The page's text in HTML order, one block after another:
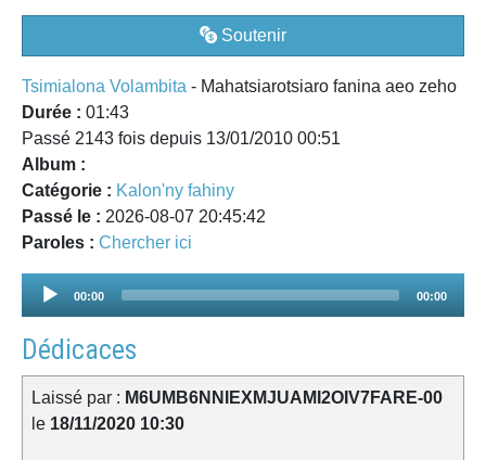
Soutenir
Tsimialona Volambita - Mahatsiarotsiaro fanina aeo zeho
Durée : 01:43
Passé 2143 fois depuis 13/01/2010 00:51
Album :
Catégorie : Kalon'ny fahiny
Passé le : 2026-08-07 20:45:42
Paroles : Chercher ici
Audio
00:00 00:00
Dédicaces
Laissé par : M6UMB6NNIEXMJUAMI2OIV7FARE-00
le 18/11/2020 10:30